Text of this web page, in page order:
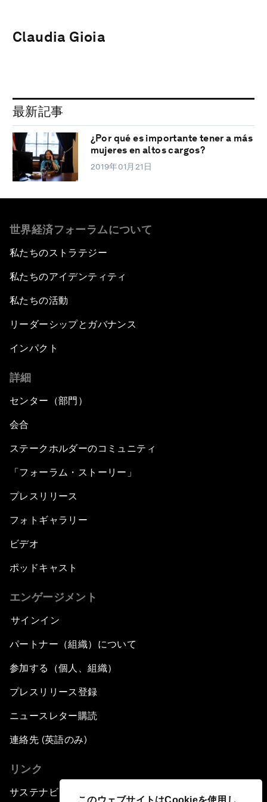
このウェブサイトはCookieを使用し
Claudia Gioia
最新記事
¿Por qué es importante tener a más
mujeres en altos cargos?
2019年01月21日
世界経済フォーラムについて
私たちのストラテジー
私たちのアイデンティティ
私たちの活動
リーダーシップとガバナンス
インパクト
詳細
センター（部門）
会合
ステークホルダーのコミュニティ
「フォーラム・ストーリー」
プレスリリース
フォトギャラリー
ビデオ
ポッドキャスト
エンゲージメント
サインイン
パートナー（組織）について
参加する（個人、組織）
プレスリリース登録
ニュースレター購読
連絡先 (英語のみ)
リンク
サステナビリティへの取り組み